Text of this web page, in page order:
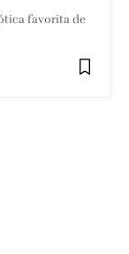
favorita de